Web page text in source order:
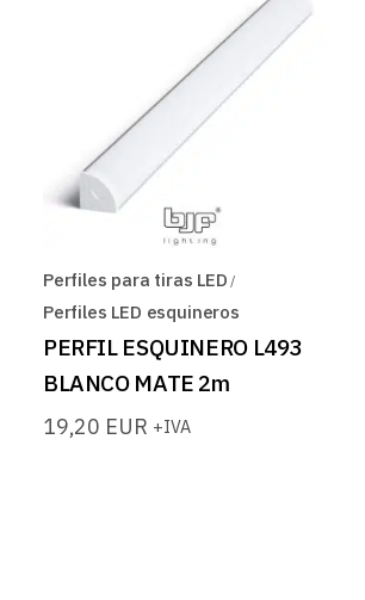
Perfiles para tiras LED
Perfiles LED esquineros
PERFIL ESQUINERO L493
BLANCO MATE 2m
19,20 EUR +IVA